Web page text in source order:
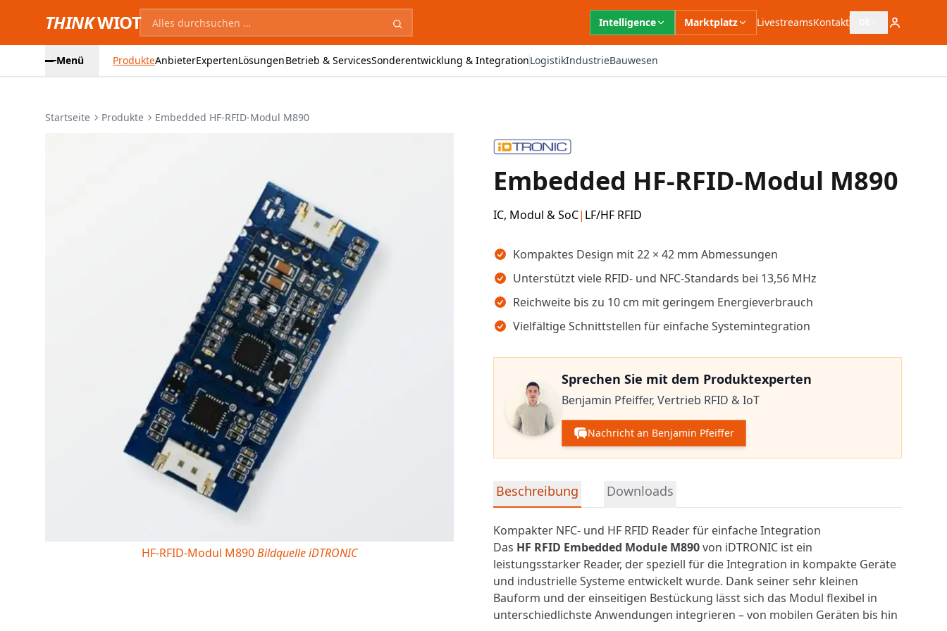
THINKWIOT Intelligence Marktplatz LivestreamsKontakt Sprachauswahl
Menü ProdukteAnbieterExpertenLösungenBetrieb & ServicesSonderentwicklung & IntegrationLogistikIndustrieBauwesen
Startseite Produkte Embedded HF-RFID-Modul M890
Embedded HF-RFID-Modul M890
IC, Modul & SoC| LF/HF RFID
Wichtigste Erkenntnisse
Kompaktes Design mit 22 × 42 mm Abmessungen
Unterstützt viele RFID- und NFC-Standards bei 13,56 MHz
Reichweite bis zu 10 cm mit geringem Energieverbrauch
Vielfältige Schnittstellen für einfache Systemintegration
Sprechen Sie mit dem Produktexperten
Benjamin Pfeiffer, Vertrieb RFID & IoT
Nachricht an Benjamin Pfeiffer
Detaillierte Produktinformationen
Beschreibung Downloads
Kompakter NFC- und HF RFID Reader für einfache Integration
Das HF RFID Embedded Module M890von iDTRONIC ist ein
leistungsstarker Reader, der speziell für die Integration in kompakte Geräte
und industrielle Systeme entwickelt wurde. Dank seiner sehr kleinen
Bauform und der einseitigen Bestückung lässt sich das Modul flexibel in
unterschiedlichste Anwendungen integrieren – von mobilen Geräten bis hin
HF-RFID-Modul M890Bildquelle iDTRONIC